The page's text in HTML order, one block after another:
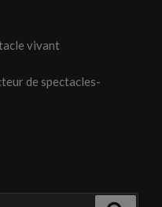
vivant
de spectacles-